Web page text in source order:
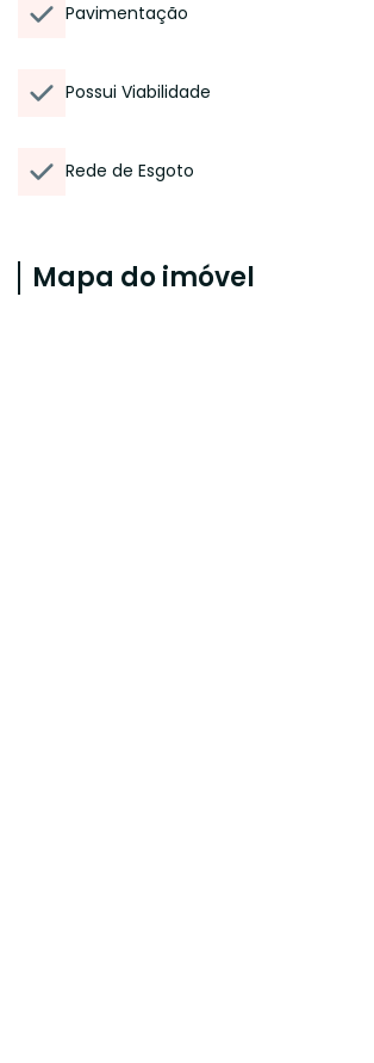
Pavimentação
Possui Viabilidade
Rede de Esgoto
Mapa do imóvel